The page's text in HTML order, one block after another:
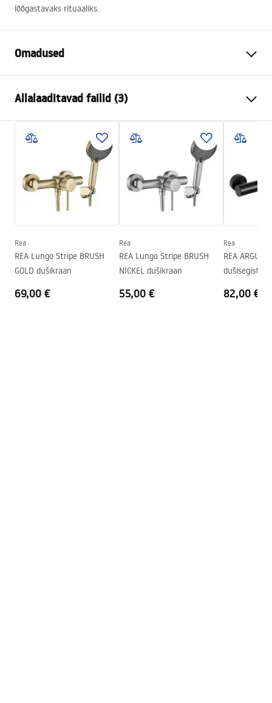
lõõgastavaks rituaaliks.
Omadused
Paigaldusviis
Värv
Titaan
Materjal
Messing, ABS
Kattetehnoloogia
PVD
Ühenduse läbimõõt
1/2 tolli
Garantii
Allalaaditavad failid (3)
Kokkupaneku juhised
Pielęgnacja
Pielęgnacja.pdf
Warranty_Terms_and_Conditions_Faucets_-_5.pdf
Rea
REA Lungo Stripe BRUSH
GOLD dušikraan
69,00 €
Rea
REA Lungo Stripe BRUSH
NICKEL dušikraan
55,00 €
Rea
REA ARGUS
dušisegisti
82,00 €